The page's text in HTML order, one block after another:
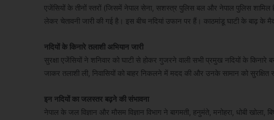
एजेंसियों के तीनों स्तरों (जिसमें नेपाल सेना, सशस्त्र पुलिस बल और नेपाल पुलिस शामिल
लेकर चेतावनी जारी की गई है। इस बीच नदियां उफान पर हैं। काठमांडू घाटी के बाढ़ के
नदियों के किनारे तलाशी अभियान जारी
सुरक्षा एजेंसियों ने शनिवार को घाटी से होकर गुजरने वाली सभी प्रमुख नदियों के किनारे
जाकर तलाशी ली, निवासियों को बाहर निकलने में मदद की और उनके सामान को सुरक्षित
इन नदियों का जलस्तर बढ़ने की संभावना
नेपाल के जल विज्ञान और मौसम विज्ञान विभाग ने बागमती, हनुमंते, मनोहरा, धोबी